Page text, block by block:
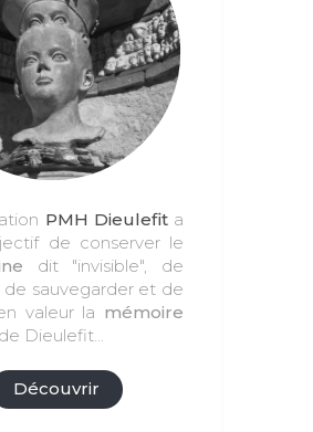
PMH Dieulefita
de conserver le
dit "invisible", de
de sauvegarder et de
valeur la mémoire
Dieulefit...
Découvrir